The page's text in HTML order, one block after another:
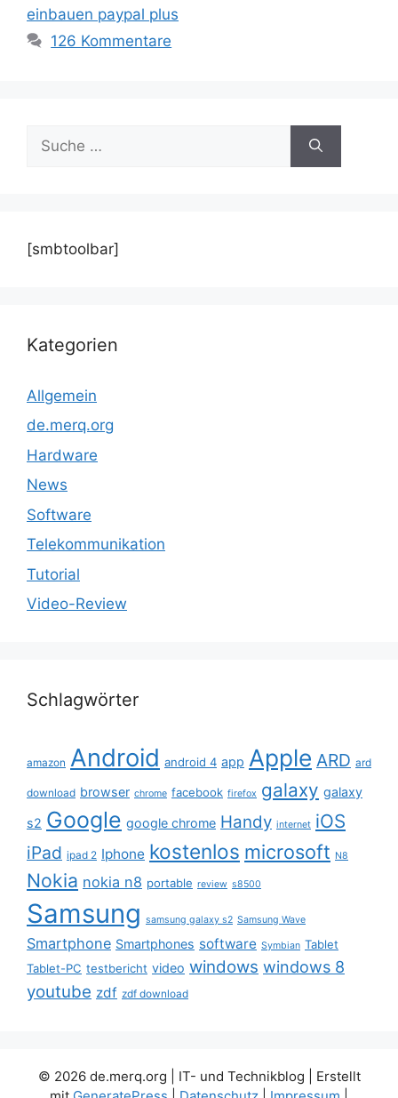
einbauen paypal plus
126 Kommentare
nach:
[smbtoolbar]
Kategorien
Allgemein
de.merq.org
Hardware
News
Software
Telekommunikation
Tutorial
Video-Review
Schlagwörter
amazon Android android 4 app Apple ARD ard
download browser chrome facebook firefox galaxy galaxy
s2 Google google chrome Handy internet iOS
iPad ipad 2 Iphone kostenlos microsoft N8
Nokia nokia n8 portable review s8500
Samsung samsung galaxy s2 Samsung Wave
Smartphone Smartphones software Symbian Tablet
Tablet-PC testbericht video windows windows 8
youtube zdf zdf download
© 2026 de.merq.org | IT- und Technikblog | Erstellt